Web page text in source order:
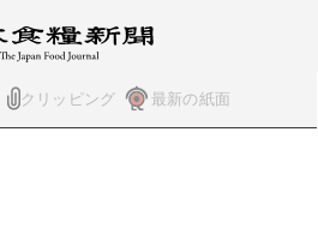
クリッピング 最新の紙面